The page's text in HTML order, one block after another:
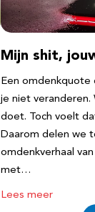
Mijn shit,
Een omdenkquote
je niet veranderen.
doet. Toch voelt
Daarom delen we
omdenkverhaal
met…
Lees meer